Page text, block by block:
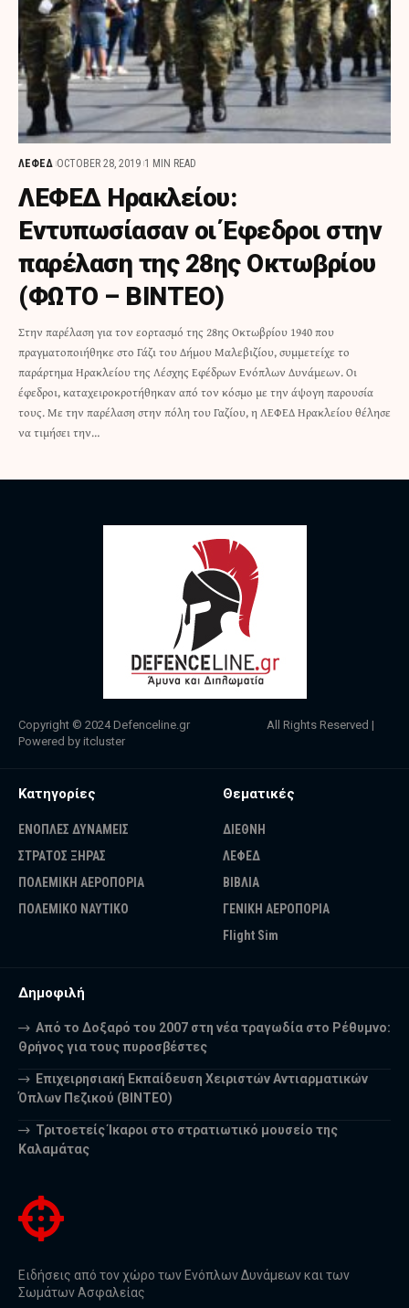
ΛΕΦΕΔ OCTOBER 28, 2019 1 MIN READ
ΛΕΦΕΔ Ηρακλείου:
Εντυπωσίασαν οι Έφεδροι στην
παρέλαση της 28ης Οκτωβρίου
(ΦΩΤΟ – ΒΙΝΤΕΟ)
Στην παρέλαση για τον εορτασμό της 28ης Οκτωβρίου 1940 που
πραγματοποιήθηκε στο Γάζι του Δήμου Μαλεβιζίου, συμμετείχε το
παράρτημα Ηρακλείου της Λέσχης Εφέδρων Ενόπλων Δυνάμεων. Οι
έφεδροι, καταχειροκροτήθηκαν από τον κόσμο με την άψογη παρουσία
τους. Με την παρέλαση στην πόλη του Γαζίου, η ΛΕΦΕΔ Ηρακλείου θέλησε
να τιμήσει την…
Copyright © 2024 Defenceline.gr All Rights Reserved |
Powered by itcluster
Κατηγορίες
ΕΝΟΠΛΕΣ ΔΥΝΑΜΕΙΣ
ΣΤΡΑΤΟΣ ΞΗΡΑΣ
ΠΟΛΕΜΙΚΗ ΑΕΡΟΠΟΡΙΑ
ΠΟΛΕΜΙΚΟ ΝΑΥΤΙΚΟ
Θεματικές
ΔΙΕΘΝΗ
ΛΕΦΕΔ
ΒΙΒΛΙΑ
ΓΕΝΙΚΗ ΑΕΡΟΠΟΡΙΑ
Flight Sim
Δημοφιλή
Από το Δοξαρό του 2007 στη νέα τραγωδία στο Ρέθυμνο:
Θρήνος για τους πυροσβέστες
Επιχειρησιακή Εκπαίδευση Χειριστών Αντιαρματικών
Όπλων Πεζικού (ΒΙΝΤΕΟ)
Τριτοετείς Ίκαροι στο στρατιωτικό μουσείο της
Καλαμάτας
Ειδήσεις από τον χώρο των Ενόπλων Δυνάμεων και των
Σωμάτων Ασφαλείας